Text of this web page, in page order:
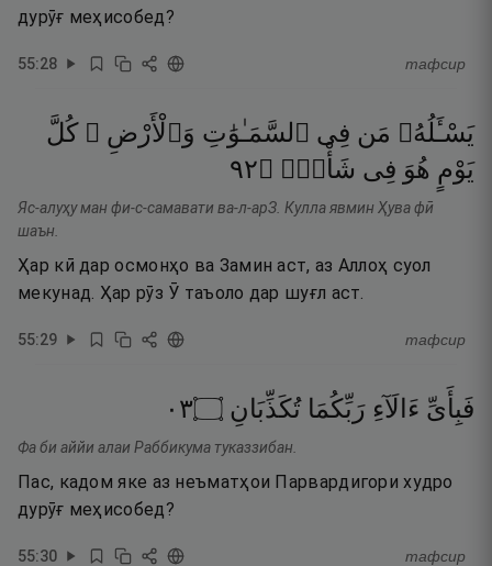
дурӯғ меҳисобед?
55:28 тафсир
يَسْـَٔلُهُۥ مَن فِى ٱلسَّمَـٰوَٰتِ وَٱلْأَرْضِ ۚ كُلَّ
يَوْمٍ هُوَ فِى شَأْنٍۢ ۝٢٩
Яс-алуҳу ман фи-с-самавати ва-л-арЗ. Кулла явмин Ҳува фӣ
шаън.
Ҳар кӣ дар осмонҳо ва Замин аст, аз Аллоҳ суол
мекунад. Ҳар рӯз Ӯ таъоло дар шуғл аст.
55:29 тафсир
فَبِأَىِّ ءَالَآءِ رَبِّكُمَا تُكَذِّبَانِ ۝٣٠
Фа би аййи алаи Раббикума туказзибан.
Пас, кадом яке аз неъматҳои Парвардигори худро
дурӯғ меҳисобед?
55:30 тафсир